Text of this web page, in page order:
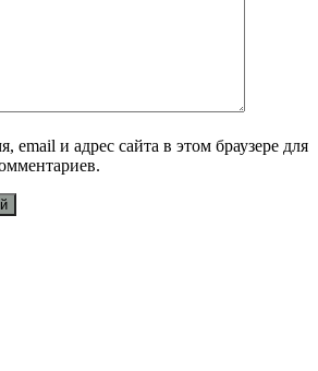
email и адрес сайта в этом браузере для